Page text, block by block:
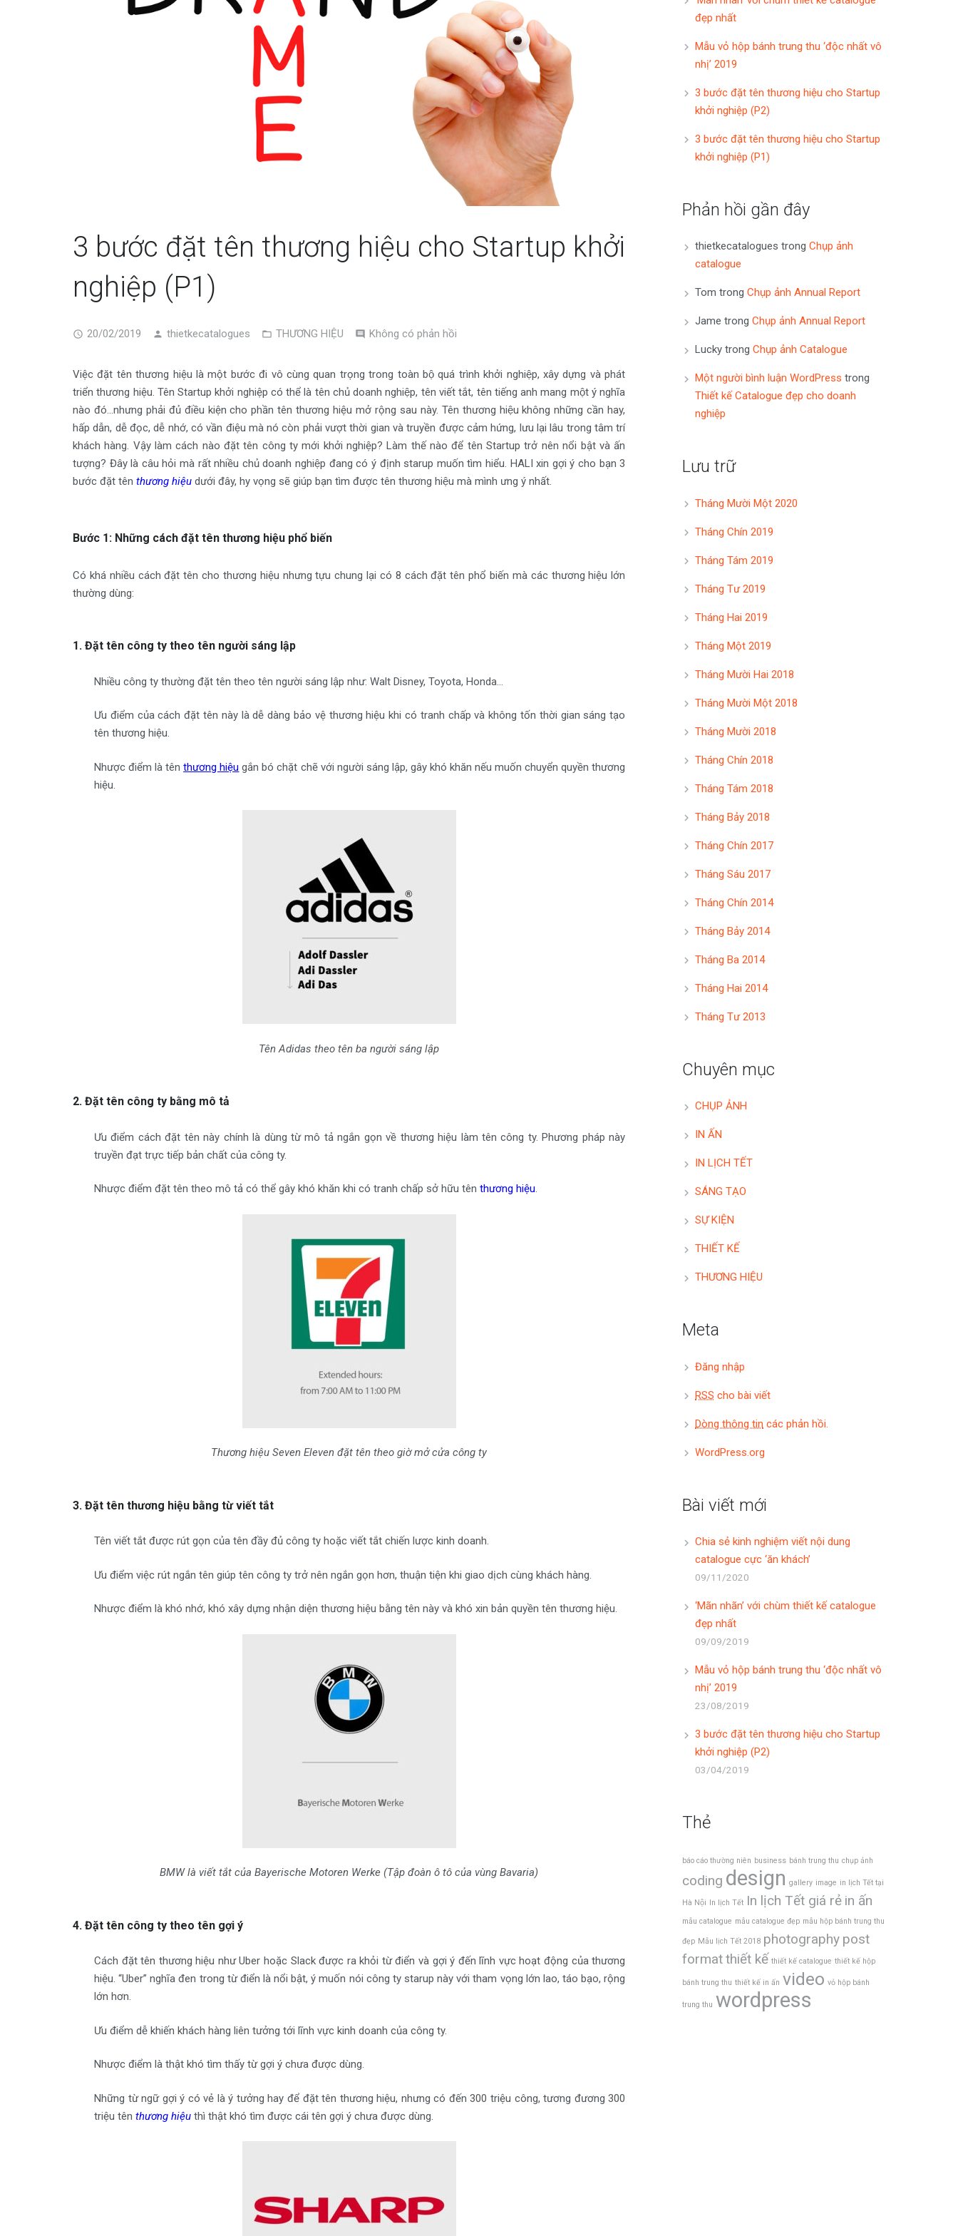
3 bước đặt tên thương hiệu cho Startup khởi
nghiệp (P1)
20/02/2019 thietkecatalogues THƯƠNG HIỆU Không có phản hồi
Việc đặt tên thương hiệu là một bước đi vô cùng quan trọng trong toàn bộ quá trình khởi nghiệp, xây dựng và phát
triển thương hiệu. Tên Startup khởi nghiệp có thể là tên chủ doanh nghiệp, tên viết tắt, tên tiếng anh mang một ý nghĩa
nào đó…nhưng phải đủ điều kiện cho phần tên thương hiệu mở rộng sau này. Tên thương hiệu không những cần hay,
hấp dẫn, dễ đọc, dễ nhớ, có vần điệu mà nó còn phải vượt thời gian và truyền được cảm hứng, lưu lại lâu trong tâm trí
khách hàng. Vậy làm cách nào đặt tên công ty mới khởi nghiệp? Làm thế nào để tên Startup trở nên nổi bật và ấn
tượng? Đây là câu hỏi mà rất nhiều chủ doanh nghiệp đang có ý định starup muốn tìm hiểu. HALI xin gợi ý cho bạn 3
bước đặt tên thương hiệu dưới đây, hy vọng sẽ giúp bạn tìm được tên thương hiệu mà mình ưng ý nhất.
Bước 1: Những cách đặt tên thương hiệu phổ biến
Có khá nhiều cách đặt tên cho thương hiệu nhưng tựu chung lại có 8 cách đặt tên phổ biến mà các thương hiệu lớn
thường dùng:
1. Đặt tên công ty theo tên người sáng lập
Nhiều công ty thường đặt tên theo tên người sáng lập như: Walt Disney, Toyota, Honda…
Ưu điểm của cách đặt tên này là dễ dàng bảo vệ thương hiệu khi có tranh chấp và không tốn thời gian sáng tạo
tên thương hiệu.
Nhược điểm là tênthương hiệu gắn bó chặt chẽ với người sáng lập, gây khó khăn nếu muốn chuyển quyền thương
hiệu.
Tên Adidas theo tên ba người sáng lập
2. Đặt tên công ty bằng mô tả
Ưu điểm cách đặt tên này chính là dùng từ mô tả ngắn gọn về thương hiệu làm tên công ty. Phương pháp này
truyền đạt trực tiếp bản chất của công ty.
Nhược điểm đặt tên theo mô tả có thể gây khó khăn khi có tranh chấp sở hữu tên thương hiệu.
Thương hiệu Seven Eleven đặt tên theo giờ mở cửa công ty
3. Đặt tên thương hiệu bằng từ viết tắt
Tên viết tắt được rút gọn của tên đầy đủ công ty hoặc viết tắt chiến lược kinh doanh.
Ưu điểm việc rút ngắn tên giúp tên công ty trở nên ngắn gọn hơn, thuận tiện khi giao dịch cùng khách hàng.
Nhược điểm là khó nhớ, khó xây dựng nhận diện thương hiệu bằng tên này và khó xin bản quyền tên thương hiệu.
BMW là viết tắt của Bayerische Motoren Werke (Tập đoàn ô tô của vùng Bavaria)
4. Đặt tên công ty theo tên gợi ý
Cách đặt tên thương hiệu như Uber hoặc Slack được ra khỏi từ điển và gợi ý đến lĩnh vực hoạt động của thương
hiệu. “Uber” nghĩa đen trong từ điển là nổi bật, ý muốn nói công ty starup này với tham vọng lớn lao, táo bạo, rộng
lớn hơn.
Ưu điểm dễ khiến khách hàng liên tưởng tới lĩnh vực kinh doanh của công ty.
Nhược điểm là thật khó tìm thấy từ gợi ý chưa được dùng.
Những từ ngữ gợi ý có vẻ là ý tưởng hay để đặt tên thương hiệu, nhưng có đến 300 triệu công, tương đương 300
triệu tên thương hiệu thì thật khó tìm được cái tên gợi ý chưa được dùng.
đẹp nhất
Mẫu vỏ hộp bánh trung thu ‘độc nhất vô
nhị’ 2019
3 bước đặt tên thương hiệu cho Startup
khởi nghiệp (P2)
3 bước đặt tên thương hiệu cho Startup
khởi nghiệp (P1)
Phản hồi gần đây
thietkecatalogues trong Chụp ảnh
catalogue
Tom trong Chụp ảnh Annual Report
Jame trong Chụp ảnh Annual Report
Lucky trong Chụp ảnh Catalogue
Một người bình luận WordPress trong
Thiết kế Catalogue đẹp cho doanh
nghiệp
Lưu trữ
Tháng Mười Một 2020
Tháng Chín 2019
Tháng Tám 2019
Tháng Tư 2019
Tháng Hai 2019
Tháng Một 2019
Tháng Mười Hai 2018
Tháng Mười Một 2018
Tháng Mười 2018
Tháng Chín 2018
Tháng Tám 2018
Tháng Bảy 2018
Tháng Chín 2017
Tháng Sáu 2017
Tháng Chín 2014
Tháng Bảy 2014
Tháng Ba 2014
Tháng Hai 2014
Tháng Tư 2013
Chuyên mục
CHỤP ẢNH
IN ẤN
IN LỊCH TẾT
SÁNG TẠO
SỰ KIỆN
THIẾT KẾ
THƯƠNG HIỆU
Meta
Đăng nhập
RSS cho bài viết
Dòng thông tin các phản hồi.
WordPress.org
Bài viết mới
Chia sẻ kinh nghiệm viết nội dung
catalogue cực ‘ăn khách’
09/11/2020
‘Mãn nhãn’ với chùm thiết kế catalogue
đẹp nhất
09/09/2019
Mẫu vỏ hộp bánh trung thu ‘độc nhất vô
nhị’ 2019
23/08/2019
3 bước đặt tên thương hiệu cho Startup
khởi nghiệp (P2)
03/04/2019
Thẻ
báo cáo thường niên business bánh trung thu chụp ảnh
coding design gallery image in lịch Tết tại
Hà Nội In lịch Tết In lịch Tết giá rẻ in ấn
mẫu catalogue mẫu catalogue đẹp mẫu hộp bánh trung thu
đẹp Mẫu lịch Tết 2018 photography post
formatthiết kế thiết kế catalogue thiết kế hộp
bánh trung thu thiết kế in ấn video vỏ hộp bánh
trung thu wordpress